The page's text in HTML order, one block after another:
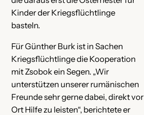
Kinder der Kriegsflüchtlinge
basteln.
Für Günther Burk ist in Sachen
Kriegsflüchtlinge die Kooperation
mit Zsobok ein Segen. „Wir
unterstützen unserer rumänischen
Freunde sehr gerne dabei, direkt vor
Ort Hilfe zu leisten“, berichtete er